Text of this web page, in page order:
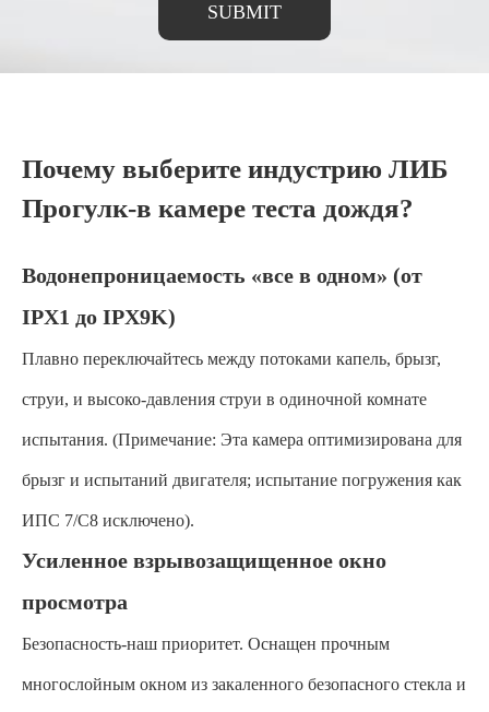
SUBMIT
Почему выберите индустрию ЛИБ
Прогулк-в камере теста дождя?
Водонепроницаемость «все в одном» (от
IPX1 до IPX9K)
Плавно переключайтесь между потоками капель, брызг,
струи, и высоко-давления струи в одиночной комнате
испытания. (Примечание: Эта камера оптимизирована для
брызг и испытаний двигателя; испытание погружения как
ИПС 7/С8 исключено).
Усиленное взрывозащищенное окно
просмотра
Безопасность-наш приоритет. Оснащен прочным
многослойным окном из закаленного безопасного стекла и